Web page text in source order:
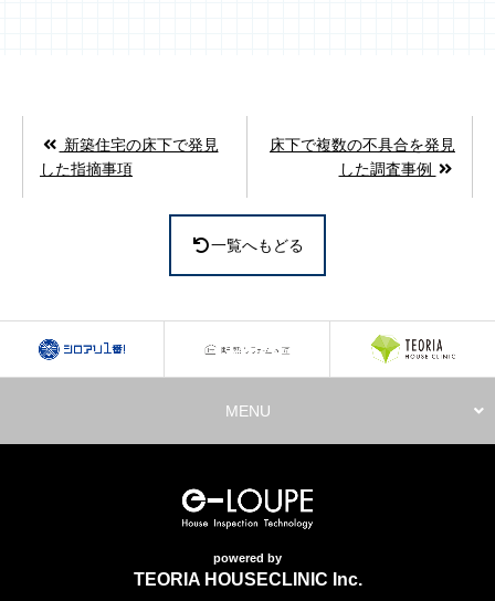
新築住宅の床下で発見
した指摘事項
床下で複数の不具合を発見
した調査事例
一覧へもどる
MENU
powered by
TEORIA HOUSECLINIC Inc.